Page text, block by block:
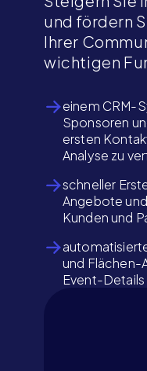
und fördern
Ihrer
wichtigen
einem CRM-
Sponsoren
ersten
Analyse zu
schneller
Angebote
Kunden und
und Flächen-
Event-Details